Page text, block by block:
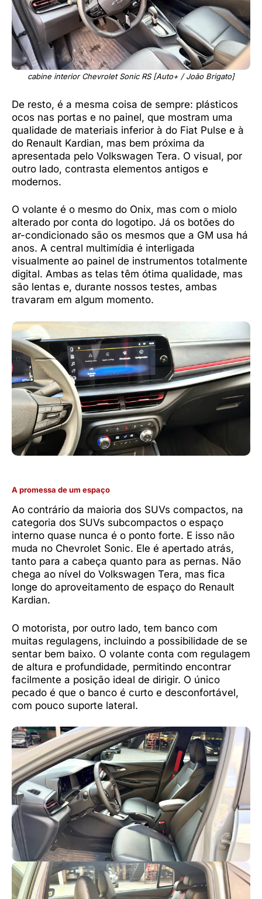
cabine interior Chevrolet Sonic RS [Auto+ / João Brigato]
De resto, é a mesma coisa de sempre: plásticos
ocos nas portas e no painel, que mostram uma
qualidade de materiais inferior à do Fiat Pulse e à
do Renault Kardian, mas bem próxima da
apresentada pelo Volkswagen Tera. O visual, por
outro lado, contrasta elementos antigos e
modernos.
O volante é o mesmo do Onix, mas com o miolo
alterado por conta do logotipo. Já os botões do
ar-condicionado são os mesmos que a GM usa há
anos. A central multimídia é interligada
visualmente ao painel de instrumentos totalmente
digital. Ambas as telas têm ótima qualidade, mas
são lentas e, durante nossos testes, ambas
travaram em algum momento.
A promessa de um espaço
Ao contrário da maioria dos SUVs compactos, na
categoria dos SUVs subcompactos o espaço
interno quase nunca é o ponto forte. E isso não
muda no Chevrolet Sonic. Ele é apertado atrás,
tanto para a cabeça quanto para as pernas. Não
chega ao nível do Volkswagen Tera, mas fica
longe do aproveitamento de espaço do Renault
Kardian.
O motorista, por outro lado, tem banco com
muitas regulagens, incluindo a possibilidade de se
sentar bem baixo. O volante conta com regulagem
de altura e profundidade, permitindo encontrar
facilmente a posição ideal de dirigir. O único
pecado é que o banco é curto e desconfortável,
com pouco suporte lateral.